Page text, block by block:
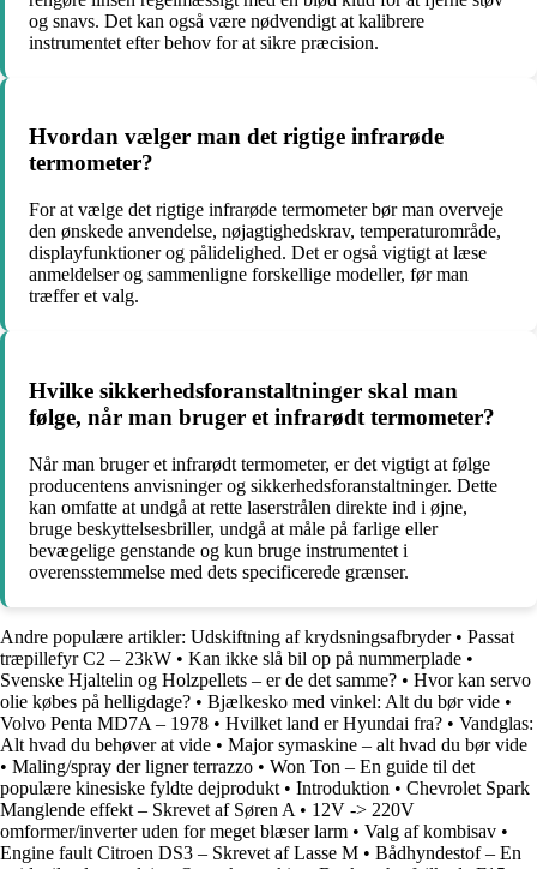
og snavs. Det kan også være nødvendigt at kalibrere
instrumentet efter behov for at sikre præcision.
Hvordan vælger man det rigtige infrarøde
termometer?
For at vælge det rigtige infrarøde termometer bør man overveje
den ønskede anvendelse, nøjagtighedskrav, temperaturområde,
displayfunktioner og pålidelighed. Det er også vigtigt at læse
anmeldelser og sammenligne forskellige modeller, før man
træffer et valg.
Hvilke sikkerhedsforanstaltninger skal man
følge, når man bruger et infrarødt termometer?
Når man bruger et infrarødt termometer, er det vigtigt at følge
producentens anvisninger og sikkerhedsforanstaltninger. Dette
kan omfatte at undgå at rette laserstrålen direkte ind i øjne,
bruge beskyttelsesbriller, undgå at måle på farlige eller
bevægelige genstande og kun bruge instrumentet i
overensstemmelse med dets specificerede grænser.
Andre populære artikler: Udskiftning af krydsningsafbryder• Passat
træpillefyr C2 – 23kW • Kan ikke slå bil op på nummerplade •
Svenske Hjaltelin og Holzpellets – er de det samme? • Hvor kan servo
olie købes på helligdage? • Bjælkesko med vinkel: Alt du bør vide •
Volvo Penta MD7A – 1978 • Hvilket land er Hyundai fra? • Vandglas:
Alt hvad du behøver at vide • Major symaskine – alt hvad du bør vide
• Maling/spray der ligner terrazzo • Won Ton – En guide til det
populære kinesiske fyldte dejprodukt • Introduktion • Chevrolet Spark
Manglende effekt – Skrevet af Søren A • 12V -> 220V
omformer/inverter uden for meget blæser larm • Valg af kombisav •
Engine fault Citroen DS3 – Skrevet af Lasse M • Bådhyndestof – En